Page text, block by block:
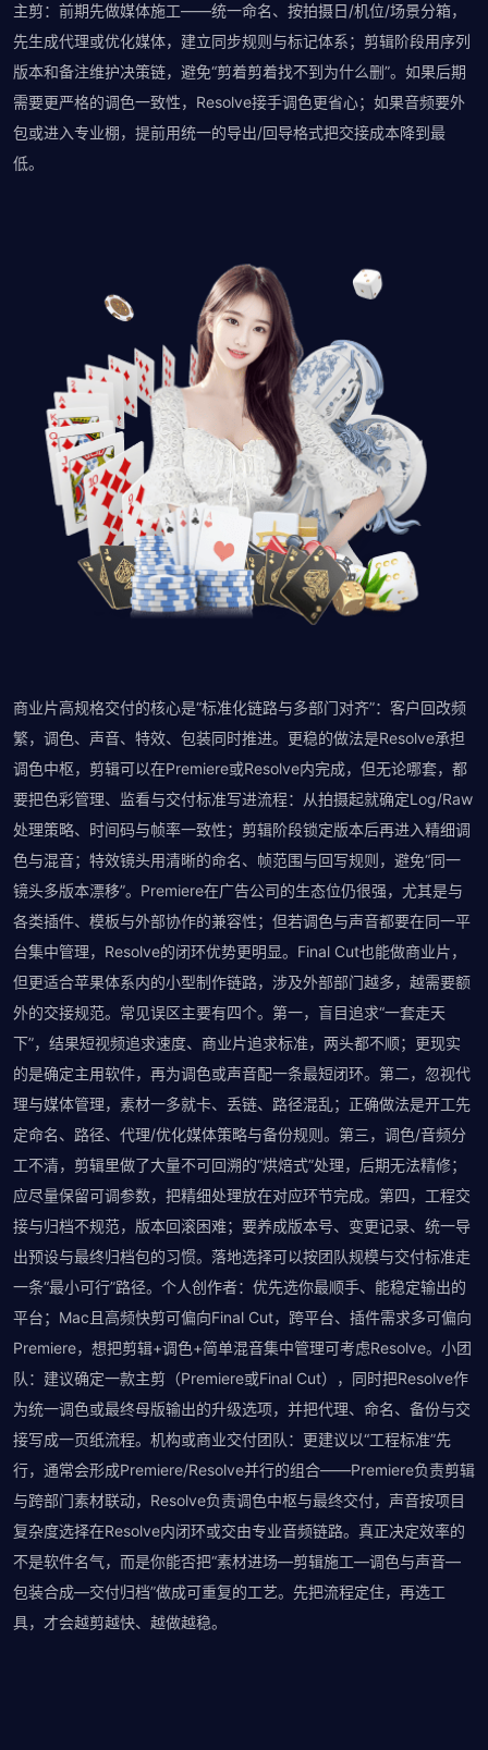
主剪：前期先做媒体施工——统一命名、按拍摄日/机位/场景分箱，
先生成代理或优化媒体，建立同步规则与标记体系；剪辑阶段用序列
版本和备注维护决策链，避免“剪着剪着找不到为什么删”。如果后期
需要更严格的调色一致性，Resolve接手调色更省心；如果音频要外
包或进入专业棚，提前用统一的导出/回导格式把交接成本降到最
低。
商业片高规格交付的核心是“标准化链路与多部门对齐”：客户回改频
繁，调色、声音、特效、包装同时推进。更稳的做法是Resolve承担
调色中枢，剪辑可以在Premiere或Resolve内完成，但无论哪套，都
要把色彩管理、监看与交付标准写进流程：从拍摄起就确定Log/Raw
处理策略、时间码与帧率一致性；剪辑阶段锁定版本后再进入精细调
色与混音；特效镜头用清晰的命名、帧范围与回写规则，避免“同一
镜头多版本漂移”。Premiere在广告公司的生态位仍很强，尤其是与
各类插件、模板与外部协作的兼容性；但若调色与声音都要在同一平
台集中管理，Resolve的闭环优势更明显。Final Cut也能做商业片，
但更适合苹果体系内的小型制作链路，涉及外部部门越多，越需要额
外的交接规范。常见误区主要有四个。第一，盲目追求“一套走天
下”，结果短视频追求速度、商业片追求标准，两头都不顺；更现实
的是确定主用软件，再为调色或声音配一条最短闭环。第二，忽视代
理与媒体管理，素材一多就卡、丢链、路径混乱；正确做法是开工先
定命名、路径、代理/优化媒体策略与备份规则。第三，调色/音频分
工不清，剪辑里做了大量不可回溯的“烘焙式”处理，后期无法精修；
应尽量保留可调参数，把精细处理放在对应环节完成。第四，工程交
接与归档不规范，版本回滚困难；要养成版本号、变更记录、统一导
出预设与最终归档包的习惯。落地选择可以按团队规模与交付标准走
一条“最小可行”路径。个人创作者：优先选你最顺手、能稳定输出的
平台；Mac且高频快剪可偏向Final Cut，跨平台、插件需求多可偏向
Premiere，想把剪辑+调色+简单混音集中管理可考虑Resolve。小团
队：建议确定一款主剪（Premiere或Final Cut），同时把Resolve作
为统一调色或最终母版输出的升级选项，并把代理、命名、备份与交
接写成一页纸流程。机构或商业交付团队：更建议以“工程标准”先
行，通常会形成Premiere/Resolve并行的组合——Premiere负责剪辑
与跨部门素材联动，Resolve负责调色中枢与最终交付，声音按项目
复杂度选择在Resolve内闭环或交由专业音频链路。真正决定效率的
不是软件名气，而是你能否把“素材进场—剪辑施工—调色与声音—
包装合成—交付归档”做成可重复的工艺。先把流程定住，再选工
具，才会越剪越快、越做越稳。